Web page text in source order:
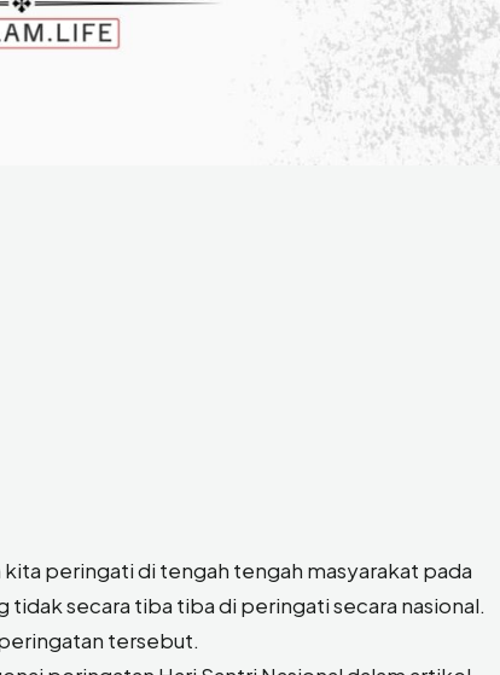
peringati di tengah tengah masyarakat pada
secara tiba tiba di peringati secara nasional.
tersebut.